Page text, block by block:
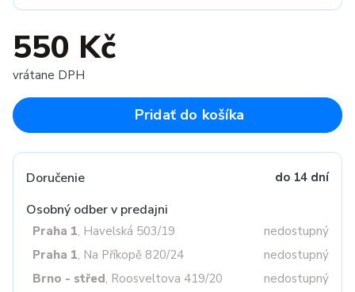
550 Kč
vrátane DPH
Pridať do košíka
Doručenie do 14 dní
Osobný odber v predajni
Praha 1, Havelská 503/19
nedostupný
Praha 1, Na Příkopě 820/24
nedostupný
Brno - střed, Roosveltova 419/20
nedostupný